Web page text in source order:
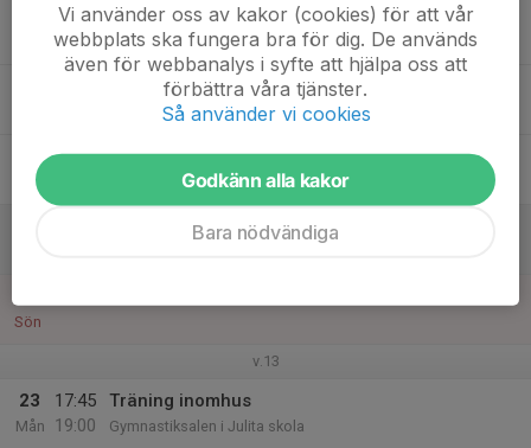
17:45
19:00
Träning inomhus
Gymnastiksalen i Julita skola
Fre
Sön
v.13
23
Mån
17:45
19:00
Träning inomhus
Gymnastiksalen i Julita skola
Vi använder oss av kakor (cookies) för att vår
webbplats ska fungera bra för dig. De används
även för webbanalys i syfte att hjälpa oss att
förbättra våra tjänster.
Så använder vi cookies
Godkänn alla kakor
Bara nödvändiga